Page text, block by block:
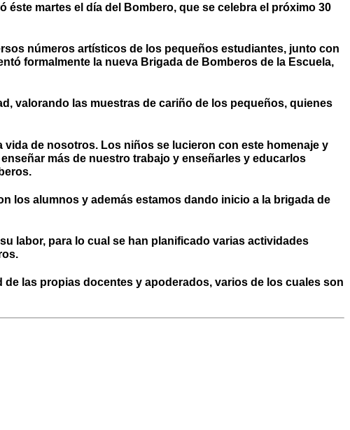
martes el día del Bombero, que se celebra el próximo 30
números artísticos de los pequeños estudiantes, junto con
formalmente la nueva Brigada de Bomberos de la Escuela,
valorando las muestras de cariño de los pequeños, quienes
de nosotros. Los niños se lucieron con este homenaje y
más de nuestro trabajo y enseñarles y educarlos
los alumnos y además estamos dando inicio a la brigada de
labor, para lo cual se han planificado varias actividades
las propias docentes y apoderados, varios de los cuales son